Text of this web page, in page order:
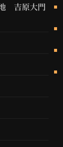
吉原大門